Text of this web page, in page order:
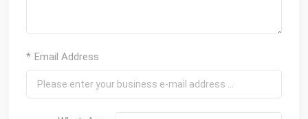
* Email Address